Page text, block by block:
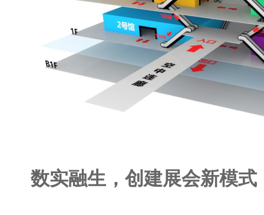
数实融生，创建展会新模式